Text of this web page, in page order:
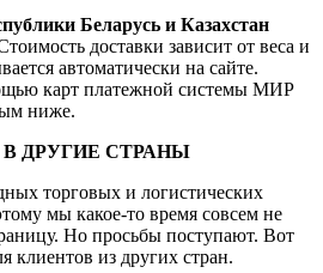
Беларусь и Казахстан
доставки зависит от веса и
автоматически на сайте.
карт платежной системы МИР
ниже.
ДРУГИЕ СТРАНЫ
торговых и логистических
мы какое-то время совсем не
Но просьбы поступают. Вот
клиентов из других стран.